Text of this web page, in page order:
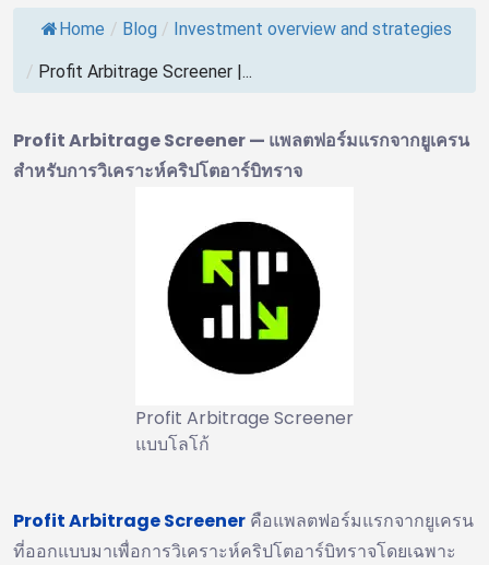
Home / Blog / Investment overview and strategies
/ Profit Arbitrage Screener |...
Profit Arbitrage Screener — แพลตฟอร์มแรกจากยูเครน
สำหรับการวิเคราะห์คริปโตอาร์บิทราจ
Profit Arbitrage Screener
แบบโลโก้
Profit Arbitrage Screener คือแพลตฟอร์มแรกจากยูเครน
ที่ออกแบบมาเพื่อการวิเคราะห์คริปโตอาร์บิทราจโดยเฉพาะ